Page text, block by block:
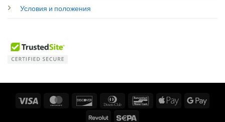
Условия и положения
MasterCard Discover
Dinners
BancontactApple
Revolut